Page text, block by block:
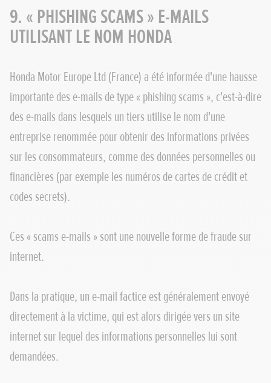
9. « PHISHING SCAMS » E-MAILS
UTILISANT LE NOM HONDA
Honda Motor Europe Ltd (France) a été informée d'une hausse
importante des e-mails de type « phishing scams », c'est-à-dire
des e-mails dans lesquels un tiers utilise le nom d'une
entreprise renommée pour obtenir des informations privées
sur les consommateurs, comme des données personnelles ou
financières (par exemple les numéros de cartes de crédit et
codes secrets).
Ces « scams e-mails » sont une nouvelle forme de fraude sur
internet.
Dans la pratique, un e-mail factice est généralement envoyé
directement à la victime, qui est alors dirigée vers un site
internet sur lequel des informations personnelles lui sont
demandées.